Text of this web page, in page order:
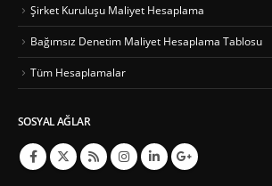
Şirket Kuruluşu Maliyet Hesaplama
Bağımsız Denetim Maliyet Hesaplama Tablosu
Tüm Hesaplamalar
SOSYAL AĞLAR